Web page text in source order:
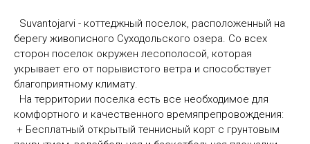
Suvantojarvi - коттеджный поселок, расположенный на
берегу живописного Суходольского озера. Со всех
сторон поселок окружен лесополосой, которая
укрывает его от порывистого ветра и способствует
благоприятному климату.
На территории поселка есть все необходимое для
комфортного и качественного времяпрепровождения:
+ Бесплатный открытый теннисный корт с грунтовым